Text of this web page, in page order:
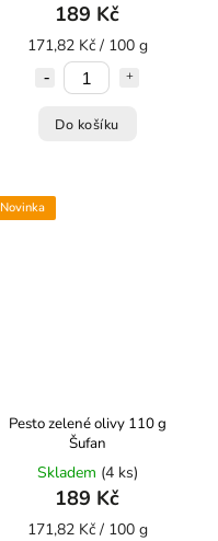
189 Kč
171,82 Kč / 100 g
Do košíku
Novinka
Pesto zelené olivy 110 g
Šufan
Skladem (4 ks)
189 Kč
171,82 Kč / 100 g